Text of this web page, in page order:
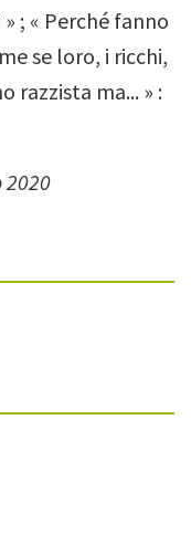
; « Perché fanno
se loro, i ricchi,
razzista ma... » :